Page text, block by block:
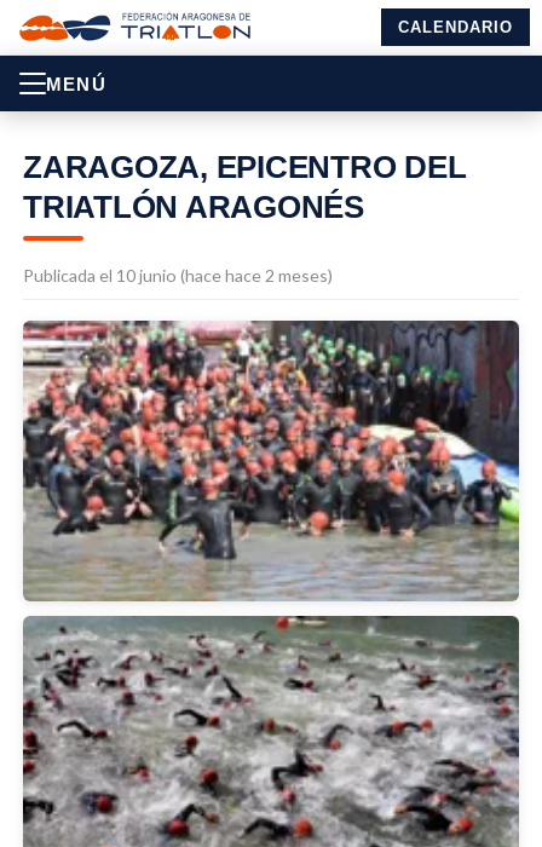
CALENDARIO
MENÚ
ZARAGOZA, EPICENTRO DEL
TRIATLÓN ARAGONÉS
Publicada el 10 junio (hace hace 2 meses)